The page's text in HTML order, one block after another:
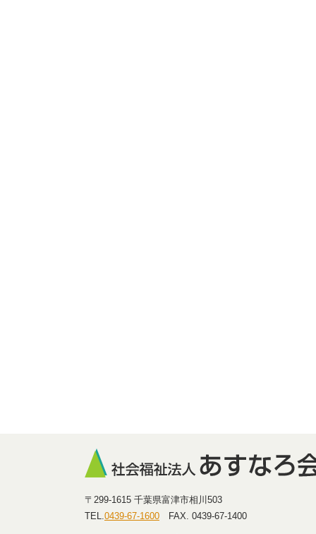
〒299-1615 千葉県富津市相川503
TEL.0439-67-1600 FAX. 0439-67-1400